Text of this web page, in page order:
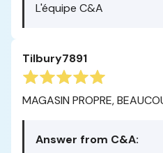
L'équipe C&A
Tilbury7891
MAGASIN PROPRE,
Answer from C&A: